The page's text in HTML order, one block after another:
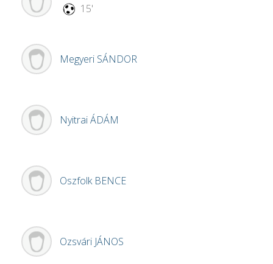
15'
Megyeri SÁNDOR
NyitraiÁDÁM
Oszfolk BENCE
Ozsvári JÁNOS